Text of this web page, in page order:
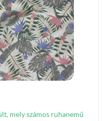
mely számos ruhanemű